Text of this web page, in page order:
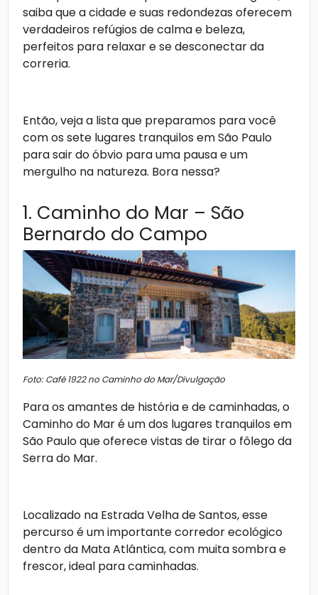
saiba que a cidade e suas redondezas oferecem
verdadeiros refúgios de calma e beleza,
perfeitos para relaxar e se desconectar da
correria.
Então, veja a lista que preparamos para você
com os sete lugares tranquilos em São Paulo
para sair do óbvio para uma pausa e um
mergulho na natureza. Bora nessa?
1. Caminho do Mar – São
Bernardo do Campo
Foto: Café 1922 no Caminho do Mar/Divulgação
Para os amantes de história e de caminhadas, o
Caminho do Mar é um dos lugares tranquilos em
São Pauloque oferece vistas de tirar o fôlego da
Serra do Mar.
Localizado na Estrada Velha de Santos, esse
percurso é um importante corredor ecológico
dentro da Mata Atlântica, com muita sombra e
frescor, ideal para caminhadas.